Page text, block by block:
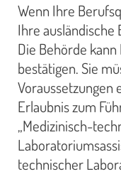
Wenn Ihre
Ihre
Die Behörde
bestätigen. Sie
Voraussetzungen
Erlaubnis zum
„Medizinisch-
technischer